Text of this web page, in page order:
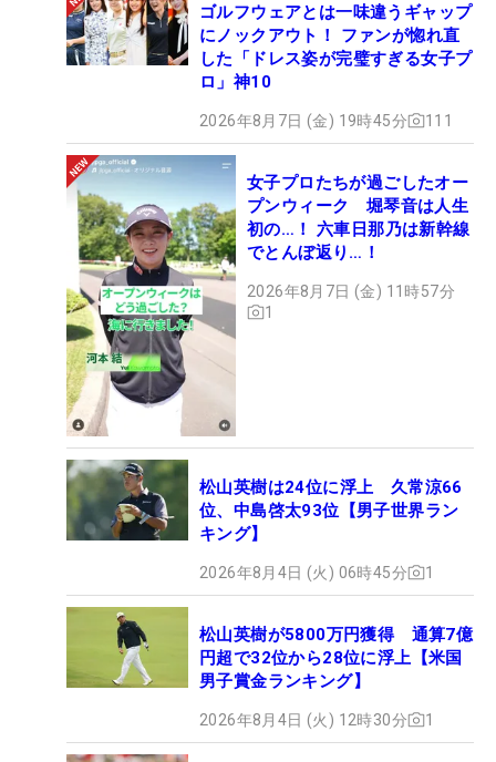
ゴルフウェアとは一味違うギャップ
にノックアウト！ ファンが惚れ直
した「ドレス姿が完璧すぎる女子プ
ロ」神10
2026年8月7日 (金) 19時45分 111
女子プロたちが過ごしたオー
プンウィーク 堀琴音は人生
初の…！ 六車日那乃は新幹線
でとんぼ返り…！
2026年8月7日 (金) 11時57分
1
松山英樹は24位に浮上 久常涼66
位、中島啓太93位【男子世界ラン
キング】
2026年8月4日 (火) 06時45分 1
松山英樹が5800万円獲得 通算7億
円超で32位から28位に浮上【米国
男子賞金ランキング】
2026年8月4日 (火) 12時30分 1